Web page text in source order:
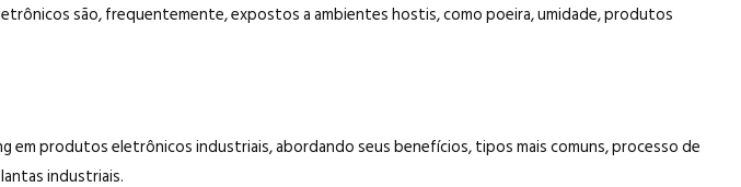
são, frequentemente, expostos a ambientes hostis, como poeira, umidade, produtos
em produtos eletrônicos industriais, abordando seus benefícios, tipos mais comuns, processo de
industriais.